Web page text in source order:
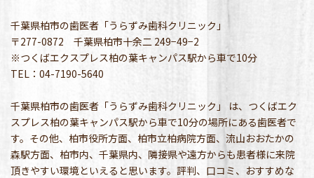
千葉県柏市の歯医者「うらずみ歯科クリニック」
〒277-0872 千葉県柏市十余二 249−49−2
※つくばエクスプレス柏の葉キャンパス駅から車で10分
TEL：04-7190-5640
千葉県柏市の歯医者「うらずみ歯科クリニック」 は、つくばエク
スプレス柏の葉キャンパス駅から車で10分の場所にある歯医者で
す。その他、柏市役所方面、柏市立柏病院方面、流山おおたかの
森駅方面、柏市内、千葉県内、隣接県や遠方からも患者様に来院
頂きやすい環境といえると思います。評判、口コミ、おすすめな